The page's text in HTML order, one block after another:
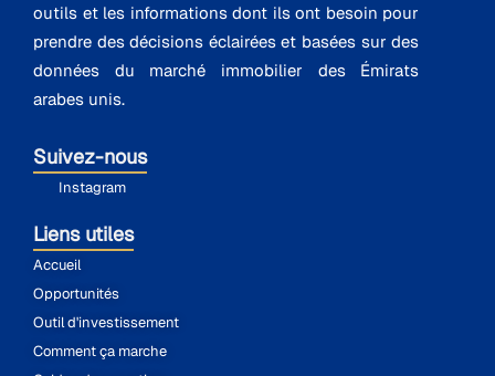
outils et les informations dont ils ont besoin pour
prendre des décisions éclairées et basées sur des
données du marché immobilier des Émirats
arabes unis.
Suivez-nous
Instagram
Liens utiles
Accueil
Opportunités
Outil d'investissement
Comment ça marche